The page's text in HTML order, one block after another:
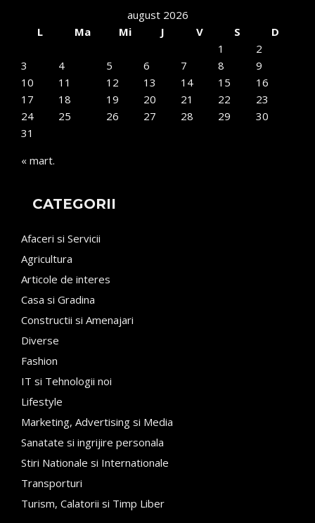
august 2026
L
Ma Mi J V S
D
1
2
3
4 5 6 7 8
9
10
11 12 13 14 15
16
17
18 19 20 21 22
23
24
25 26 27 28 29
30
31
« mart.
CATEGORII
Afaceri si Servicii
Agricultura
Articole de interes
Casa si Gradina
Constructii si Amenajari
Diverse
Fashion
IT si Tehnologii noi
Lifestyle
Marketing, Advertising si Media
Sanatate si ingrijire personala
Stiri Nationale si Internationale
Transporturi
Turism, Calatorii si Timp Liber